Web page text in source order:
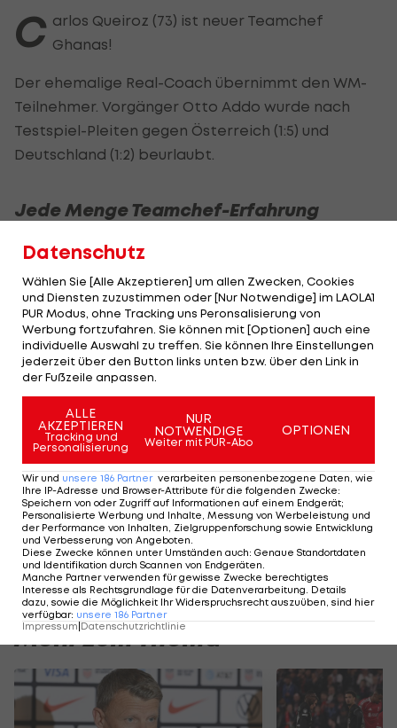
C arlos Queiroz (73) ist neuer Teamchef
Ghanas!
Der ehemalige Real-Coach übernimmt den WM-
Teilnehmer. Vorgänger Otto Addo wurde nach
Testspiel-Pleiten gegen Österreich (1:5) und
Deutschland (1:2) beurlaubt.
Jede Menge Teamchef-Erfahrung
Zuletzt wurde Queiroz als Teamchef des Omans
entlassen. 2003/04 coachte er für eine Saison als
Cheftrainer Real Madrid. Davor und danach
agierte er unter anderem als Assistent von Sir
Alex Ferguson beiManchester United.
Vor allem als Teamchef bringt er jede Menge
Erfahrung mit. Der Trainerroutinier war
Nationalcoach von den Vereinigten Arabischen
Emiraten, Saudi-Arabien, Südafrika, Portugal (Zwei
Amtszeiten), Iran (Zwei Amtszeiten), Kolumbien,
Ägypten und Katar.
Bei der WM wartet eine Gruppe mit England,
Kroatien und Panama.
Mehr zum Thema
Datenschutz
Wählen Sie [Alle Akzeptieren] um allen Zwecken, Cookies
und Diensten zuzustimmen oder [Nur Notwendige] im LAOLA1
PUR Modus, ohne Tracking uns Peronsalisierung von
Werbung fortzufahren. Sie können mit [Optionen] auch eine
individuelle Auswahl zu treffen. Sie können Ihre Einstellungen
jederzeit über den Button links unten bzw. über den Link in
der Fußzeile anpassen.
ALLE
AKZEPTIEREN
Tracking und
Personalisierung
NUR
NOTWENDIGE
Weiter mit PUR-Abo
OPTIONEN
Wir und unsere 186 Partner verarbeiten personenbezogene Daten, wie
Ihre IP-Adresse und Browser-Attribute für die folgenden Zwecke:
Speichern von oder Zugriff auf Informationen auf einem Endgerät;
Personalisierte Werbung und Inhalte, Messung von Werbeleistung und
der Performance von Inhalten, Zielgruppenforschung sowie Entwicklung
und Verbesserung von Angeboten.
Diese Zwecke können unter Umständen auch: Genaue Standortdaten
und Identifikation durch Scannen von Endgeräten.
Manche Partner verwenden für gewisse Zwecke berechtigtes
Interesse als Rechtsgrundlage für die Datenverarbeitung. Details
dazu, sowie die Möglichkeit Ihr Widerspruchsrecht auszuüben, sind hier
verfügbar: unsere 186 Partner
Impressum Datenschutzrichtlinie